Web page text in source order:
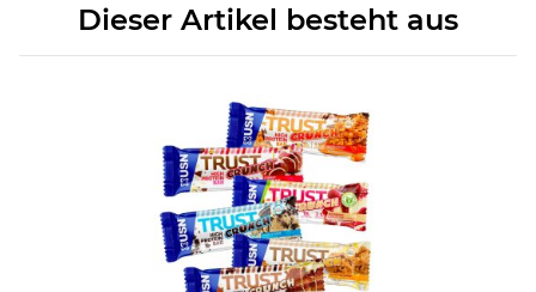
Dieser Artikel besteht aus